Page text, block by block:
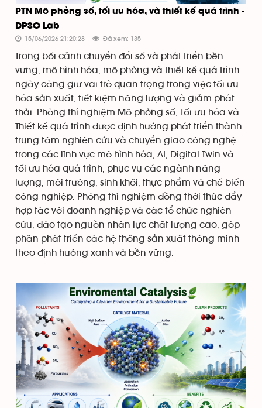
PTN Mô phỏng số, tối ưu hóa, và thiết kế quá trình -
DPSO Lab
15/06/2026 21:20:28 Đã xem: 135
Trong bối cảnh chuyển đổi số và phát triển bền
vững, mô hình hóa, mô phỏng và thiết kế quá trình
ngày càng giữ vai trò quan trọng trong việc tối ưu
hóa sản xuất, tiết kiệm năng lượng và giảm phát
thải. Phòng thí nghiệm Mô phỏng số, Tối ưu hóa và
Thiết kế quá trình được định hướng phát triển thành
trung tâm nghiên cứu và chuyển giao công nghệ
trong các lĩnh vực mô hình hóa, AI, Digital Twin và
tối ưu hóa quá trình, phục vụ các ngành năng
lượng, môi trường, sinh khối, thực phẩm và chế biến
công nghiệp. Phòng thí nghiệm đồng thời thúc đẩy
hợp tác với doanh nghiệp và các tổ chức nghiên
cứu, đào tạo nguồn nhân lực chất lượng cao, góp
phần phát triển các hệ thống sản xuất thông minh
theo định hướng xanh và bền vững.